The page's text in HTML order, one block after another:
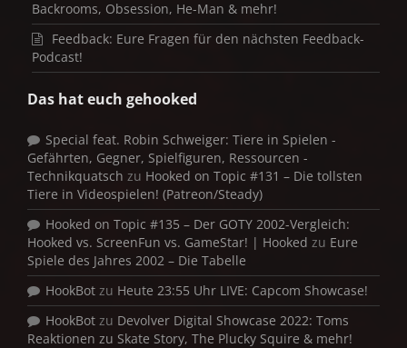
Backrooms, Obsession, He-Man & mehr!
Feedback: Eure Fragen für den nächsten Feedback-
Podcast!
Das hat euch gehooked
Special feat. Robin Schweiger: Tiere in Spielen -
Gefährten, Gegner, Spielfiguren, Ressourcen -
Technikquatsch zu Hooked on Topic #131 – Die tollsten
Tiere in Videospielen! (Patreon/Steady)
Hooked on Topic #135 – Der GOTY 2002-Vergleich:
Hooked vs. ScreenFun vs. GameStar! | Hooked zu Eure
Spiele des Jahres 2002 – Die Tabelle
HookBot zu Heute 23:55 Uhr LIVE: Capcom Showcase!
HookBot zu Devolver Digital Showcase 2022: Toms
Reaktionen zu Skate Story, The Plucky Squire & mehr!